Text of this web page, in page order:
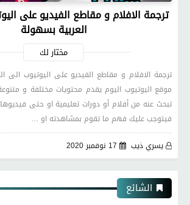
ترجمة الافلام و مقاطع الفيديو على
العربية بسهولة
مختار لك
ترجمة الافلام و مقاطع الفيديو على اليوتيوب الى
موقع اليوتيوب اليوم يقدم محتويات مختلفة و
تبحث عنه من أفلام أو دورات تعليمية او حتى
فيتوجب عليك فهم ما تقوم بمشاهدته او …
يسري ذيب
17 نوفمبر 2020
الشائع